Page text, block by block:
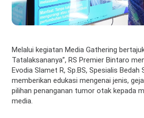
Melalui kegiatan Media Gathering
Tatalaksananya”, RS Premier Bintaro
Evodia Slamet R, Sp.BS, Spesialis Bedah
memberikan edukasi mengenai jenis,
pilihan penanganan tumor otak kepada
media.